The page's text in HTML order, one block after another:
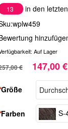
13
in den
Auf Lager
€ 147,00 €
Größe
Farben S-